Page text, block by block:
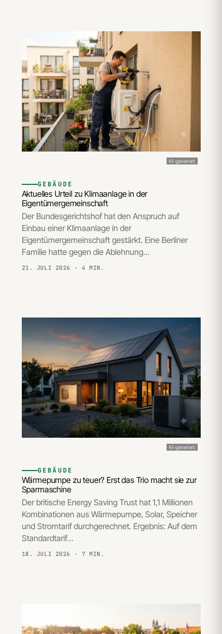
KI-generiert
GEBÄUDE
Aktuelles Urteil zu Klimaanlage in der
Eigentümergemeinschaft
Der Bundesgerichtshof hat den Anspruch auf
Einbau einer Klimaanlage in der
Eigentümergemeinschaft gestärkt. Eine Berliner
Familie hatte gegen die Ablehnung…
21. JULI 2026 · 4 MIN.
KI-generiert
GEBÄUDE
Wärmepumpe zu teuer? Erst das Trio macht sie zur
Sparmaschine
Der britische Energy Saving Trust hat 1,1 Millionen
Kombinationen aus Wärmepumpe, Solar, Speicher
und Stromtarif durchgerechnet. Ergebnis: Auf dem
Standardtarif…
18. JULI 2026 · 7 MIN.